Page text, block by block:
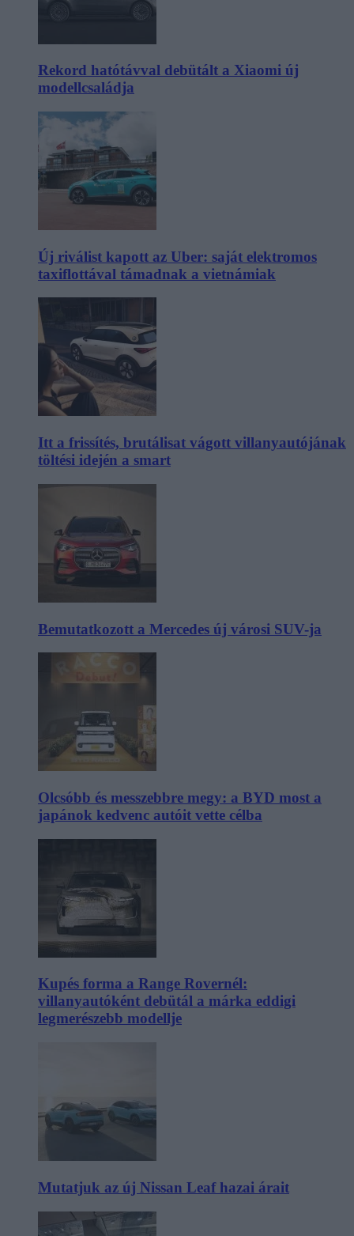
Rekord hatótávval debütált a Xiaomi új
modellcsaládja
Új riválist kapott az Uber: saját elektromos
taxiflottával támadnak a vietnámiak
Itt a frissítés, brutálisat vágott villanyautójának
töltési idején a smart
Bemutatkozott a Mercedes új városi SUV-ja
Olcsóbb és messzebbre megy: a BYD most a
japánok kedvenc autóit vette célba
Kupés forma a Range Rovernél:
villanyautóként debütál a márka eddigi
legmerészebb modellje
Mutatjuk az új Nissan Leaf hazai árait